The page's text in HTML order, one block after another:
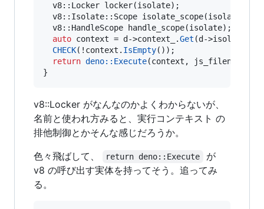
  v8::Locker
locker(isolate);
  v8::Isolate::Scope
isolate_scope(isolate);
  v8::HandleScope
handle_scope(isolate);
auto context = d->context_ .Get (d->isolate_
CHECK(!context. IsEmpty());
return deno::Execute(context, js_filename,
}
v8::Locker がなんなのかよくわからないが、
名前と使われ方みると、実行コンテキスト の
排他制御とかそんな感じだろうか。
色々飛ばして、
return deno::Execute
が
v8 の呼び出す実体を持ってそう。追ってみ
る。